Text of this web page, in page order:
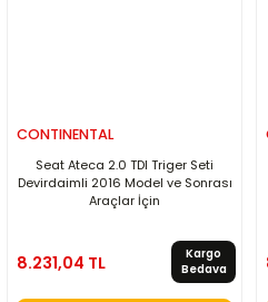
CONTINENTAL
Seat Ateca 2.0 TDI Triger Seti
Devirdaimli 2016 Model ve Sonrası
Araçlar İçin
8.231,04 TL
Kargo
Bedava